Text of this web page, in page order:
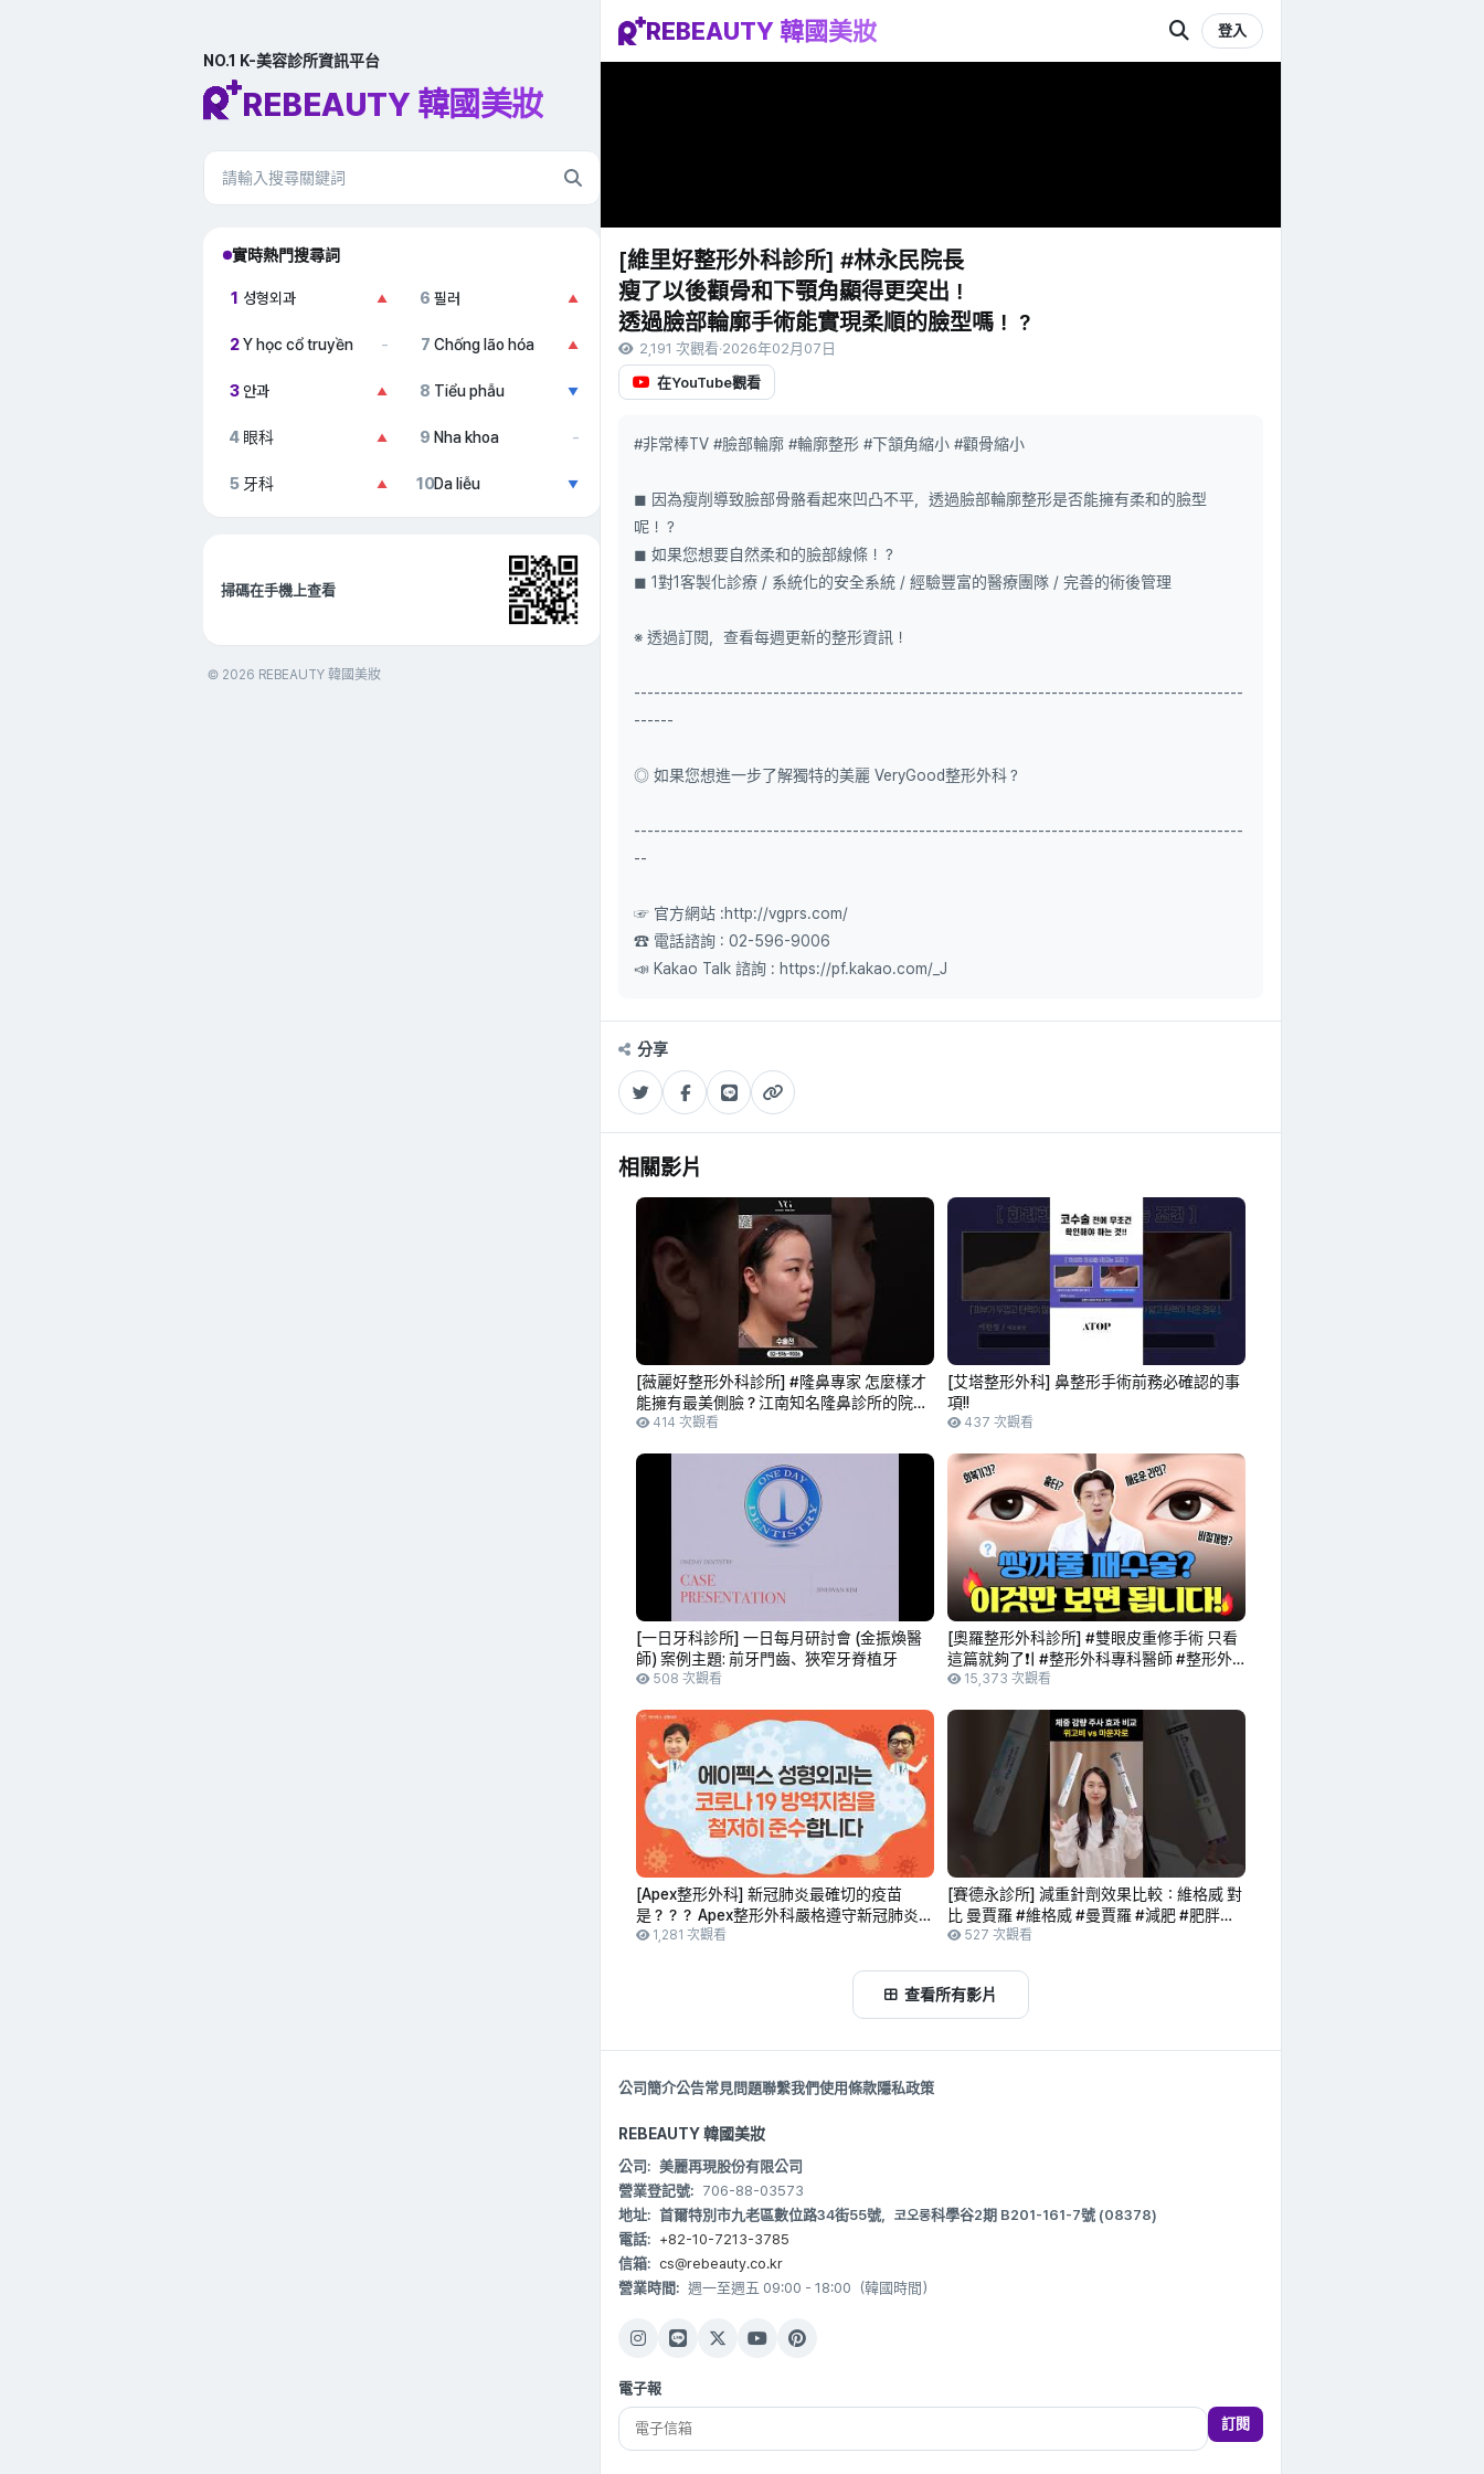
NO.1 K-美容診所資訊平台
REBEAUTY 韓國美妝
實時熱門搜尋詞
1 성형외과 ▲
2 Y học cổ truyền –
3 안과 ▲
4 眼科 ▲
5 牙科 ▲
6 필러 ▲
7 Chống lão hóa ▲
8 Tiểu phẫu ▼
9 Nha khoa –
10Da liễu ▼
掃碼在手機上查看
© 2026 REBEAUTY 韓國美妝
REBEAUTY 韓國美妝 登入
[維里好整形外科診所] #林永民院長
瘦了以後顴骨和下顎角顯得更突出！
透過臉部輪廓手術能實現柔順的臉型嗎！？
2,191 次觀看·2026年02月07日
在YouTube觀看
#非常棒TV #臉部輪廓 #輪廓整形 #下頷角縮小 #顴骨縮小
◼ 因為瘦削導致臉部骨骼看起來凹凸不平，透過臉部輪廓整形是否能擁有柔和的臉型
呢！？
◼ 如果您想要自然柔和的臉部線條！？
◼ 1對1客製化診療 / 系統化的安全系統 / 經驗豐富的醫療團隊 / 完善的術後管理
※ 透過訂閱，查看每週更新的整形資訊！
--------------------------------------------------------------------------------------------
------
◎ 如果您想進一步了解獨特的美麗 VeryGood整形外科？
--------------------------------------------------------------------------------------------
--
☞ 官方網站 :http://vgprs.com/
☎ 電話諮詢 : 02-596-9006
📣 Kakao Talk 諮詢 : https://pf.kakao.com/_J
分享
相關影片
[薇麗好整形外科診所] #隆鼻專家 怎麼樣才
能擁有最美側臉？江南知名隆鼻診所的院長
— 薇麗好整形外科診所
414 次觀看
[艾塔整形外科] 鼻整形手術前務必確認的事
項!!
437 次觀看
[一日牙科診所] 一日每月研討會 (金振煥醫
師) 案例主題: 前牙門齒、狹窄牙脊植牙
508 次觀看
[奧羅整形外科診所] #雙眼皮重修手術 只看
這篇就夠了❗| #整形外科專科醫師 #整形外
科醫生
15,373 次觀看
[Apex整形外科] 新冠肺炎最確切的疫苗
是？？？ Apex整形外科嚴格遵守新冠肺炎防
疫守則 💪
1,281 次觀看
[賽德永診所] 減重針劑效果比較：維格威 對
比 曼賈羅 #維格威 #曼賈羅 #減肥 #肥胖治
療 #GLP1 #GIP #賽德永診所
527 次觀看
查看所有影片
公司簡介公告常見問題聯繫我們使用條款隱私政策
REBEAUTY 韓國美妝
公司: 美麗再現股份有限公司
營業登記號: 706-88-03573
地址: 首爾特別市九老區數位路34街55號，코오롱科學谷2期 B201-161-7號 (08378)
電話: +82-10-7213-3785
信箱: cs@rebeauty.co.kr
營業時間: 週一至週五 09:00 - 18:00（韓國時間）
電子報
訂閱